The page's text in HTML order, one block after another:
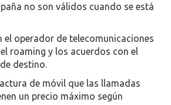
no son válidos cuando se está
el operador de telecomunicaciones
roaming y los acuerdos con el
destino.
de móvil que las llamadas
un precio máximo según